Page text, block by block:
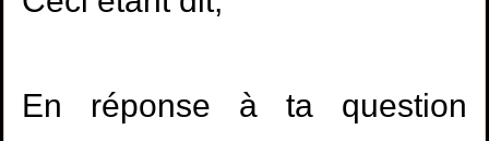
En réponse à ta question